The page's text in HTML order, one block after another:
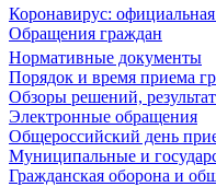
Коронавирус:
Обращения граждан
Нормативные документы
Порядок и время приема
Обзоры решений,
Электронные обращения
Общероссийский день
Муниципальные и
Гражданская оборона и